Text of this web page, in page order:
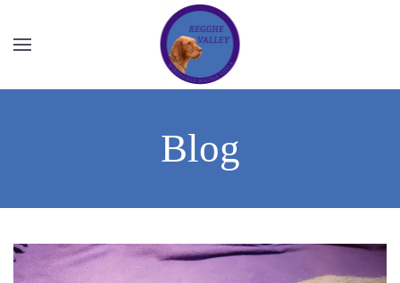
Overslaan en naar de inhoud gaan
Blog